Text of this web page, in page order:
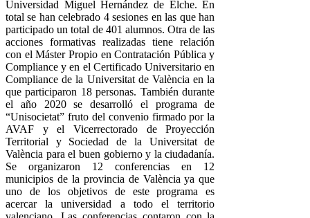
Universidad Miguel Hernández de Elche. En
total se han celebrado 4 sesiones en las que han
participado un total de 401 alumnos. Otra de las
acciones formativas realizadas tiene relación
con el Máster Propio en Contratación Pública y
Compliance y en el Certificado Universitario en
Compliance de la Universitat de València en la
que participaron 18 personas. También durante
el año 2020 se desarrolló el programa de
“Unisocietat” fruto del convenio firmado por la
AVAF y el Vicerrectorado de Proyección
Territorial y Sociedad de la Universitat de
València para el buen gobierno y la ciudadanía.
Se organizaron 12 conferencias en 12
municipios de la provincia de València ya que
uno de los objetivos de este programa es
acercar la universidad a todo el territorio